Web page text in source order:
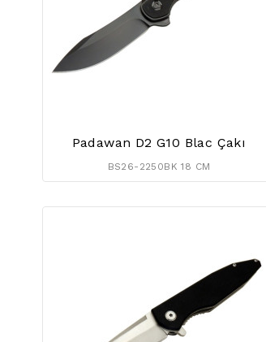
Padawan D2 G10 Blac Çakı
BS26-2250BK 18 CM